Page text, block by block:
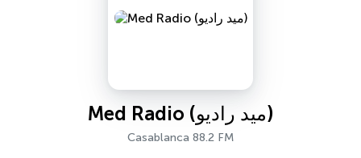
Med Radio (ميد راديو)
Casablanca 88.2 FM